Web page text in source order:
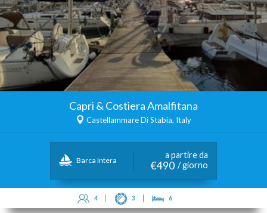
Capri & Costiera Amalfitana
Castellammare Di Stabia, Italy
Barca Intera
a partire da
€490 / giorno
4 3 6